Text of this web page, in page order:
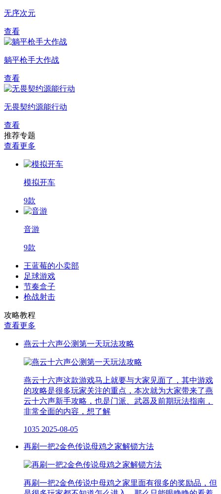
无序次元
查看
躺平枪手大作战
查看
无畏契约源能行动
查看
推荐专题
查看更多
模拟开车
9款
音游
9款
王蓝莓的小卖部
足球游戏
节奏盒子
枪战射击
攻略教程
查看更多
燕云十六声公测第一天玩法攻略
燕云十六声这款游戏马上就要与大家见面了，其中游戏
的攻略是很多玩家关注的重点，本次就为大家带来了燕
云十六声新手攻略，也是门派、武器及前期玩法指南，
非常全面的内容，想了解
1035 2025-08-05
再刷一把2金色传说母鸡之家解锁方法
再刷一把2金色传说中母鸡之家里面有很多的奖励品，但